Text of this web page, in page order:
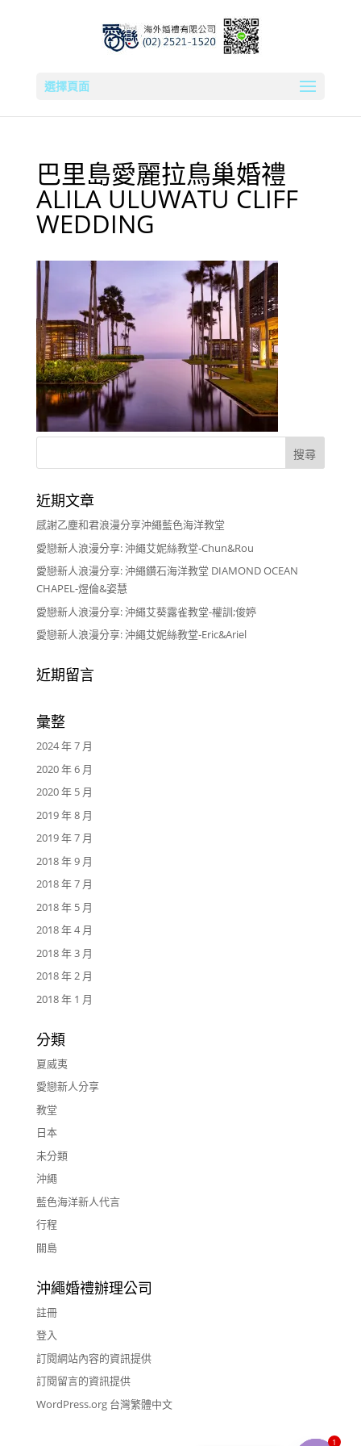
選擇頁面
巴里島愛麗拉鳥巢婚禮
ALILA ULUWATU CLIFF
WEDDING
近期文章
感謝乙塵和君浪漫分享沖繩藍色海洋教堂
愛戀新人浪漫分享: 沖繩艾妮絲教堂-Chun&Rou
愛戀新人浪漫分享: 沖繩鑽石海洋教堂 DIAMOND OCEAN
CHAPEL-煜倫&姿慧
愛戀新人浪漫分享: 沖繩艾葵露雀教堂-權訓;俊婷
愛戀新人浪漫分享: 沖繩艾妮絲教堂-Eric&Ariel
近期留言
彙整
2024 年 7 月
2020 年 6 月
2020 年 5 月
2019 年 8 月
2019 年 7 月
2018 年 9 月
2018 年 7 月
2018 年 5 月
2018 年 4 月
2018 年 3 月
2018 年 2 月
2018 年 1 月
分類
夏威夷
愛戀新人分享
教堂
日本
未分類
沖繩
藍色海洋新人代言
行程
關島
沖繩婚禮辦理公司
註冊
登入
訂閱網站內容的資訊提供
訂閱留言的資訊提供
WordPress.org 台灣繁體中文
1